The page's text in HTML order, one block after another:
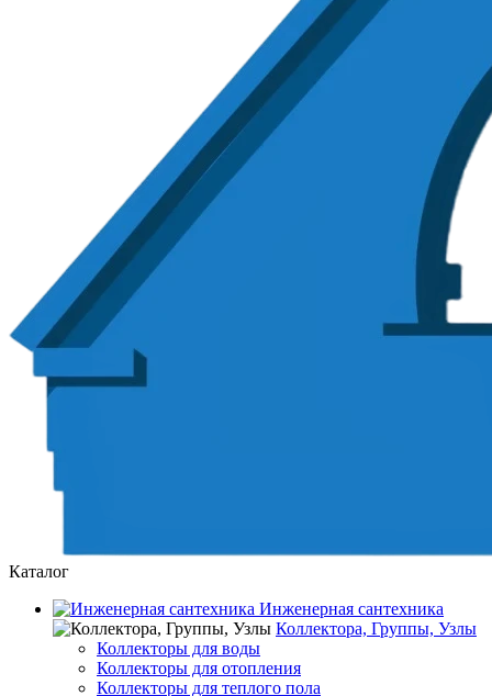
Каталог
Инженерная сантехника
Коллектора, Группы, Узлы
Коллекторы для воды
Коллекторы для отопления
Коллекторы для теплого пола